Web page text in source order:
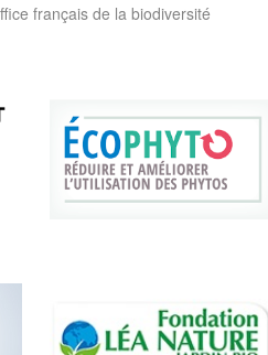
français de la biodiversité